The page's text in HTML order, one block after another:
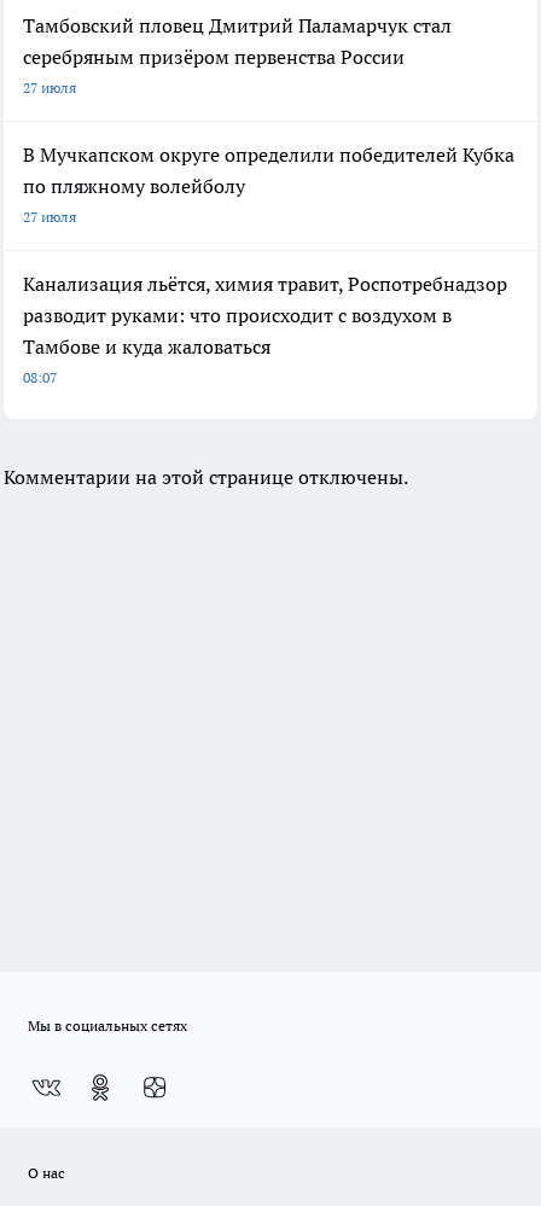
Тамбовский пловец Дмитрий Паламарчук стал
серебряным призёром первенства России
27 июля
В Мучкапском округе определили победителей Кубка
по пляжному волейболу
27 июля
Канализация льётся, химия травит, Роспотребнадзор
разводит руками: что происходит с воздухом в
Тамбове и куда жаловаться
08:07
Комментарии на этой странице отключены.
Мы в социальных сетях
О нас